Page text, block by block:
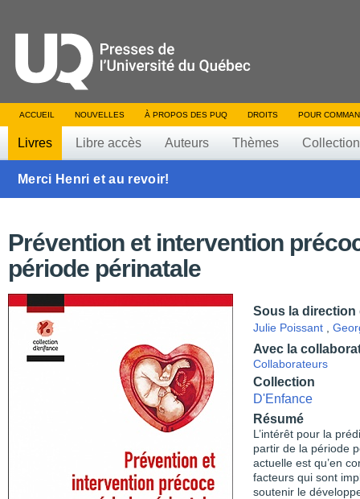
ACCUEIL NOUVELLES À PROPOS DES PUQ DROITS POUR
Livres Libre accès Auteurs Thèmes
Merci Henri et au revoir!
Prévention et intervention
période périnatale
Sous la direction
Julie Poissant
Avec la
Collaborateurs
Collection
D'Enfance
Résumé
L’intérêt pour la
partir de la période
actuelle est qu’en
facteurs qui sont
soutenir le